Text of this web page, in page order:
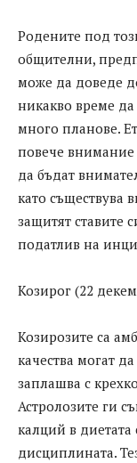
Родените под
общителни,
може да доведе
никакво време да
много планове.
повече внимание
да бъдат
като съществува
защитят ставите
податлив на
Козирог (22
Козирозите са
качества могат
заплашва с
Астролозите ги
калций в диетата
дисциплината.